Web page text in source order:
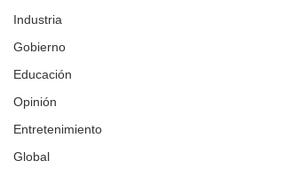
Industria
Gobierno
Educación
Opinión
Entretenimiento
Global